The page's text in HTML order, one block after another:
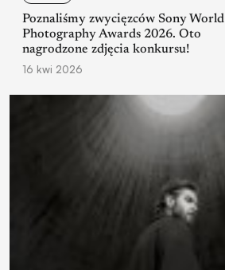
Poznaliśmy zwycięzców Sony World
Photography Awards 2026. Oto
nagrodzone zdjęcia konkursu!
16 kwi 2026